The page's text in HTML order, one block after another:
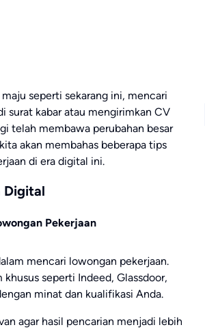
seperti sekarang ini, mencari
surat kabar atau mengirimkan CV
telah membawa perubahan besar
akan membahas beberapa tips
di era digital ini.
Digital
Pekerjaan
mencari lowongan pekerjaan.
seperti Indeed, Glassdoor,
minat dan kualifikasi Anda.
agar hasil pencarian menjadi lebih